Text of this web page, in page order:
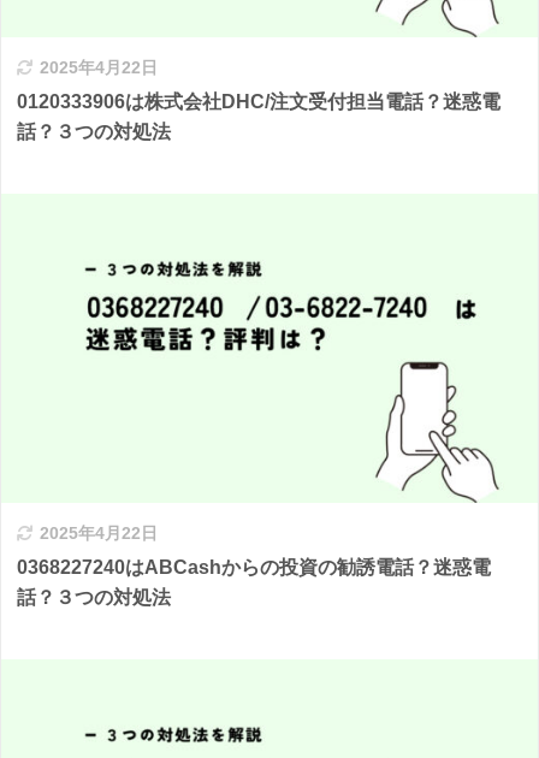
2025年4月22日
0120333906は株式会社DHC/注文受付担当電話？迷惑電
話？３つの対処法
2025年4月22日
0368227240はABCashからの投資の勧誘電話？迷惑電
話？３つの対処法